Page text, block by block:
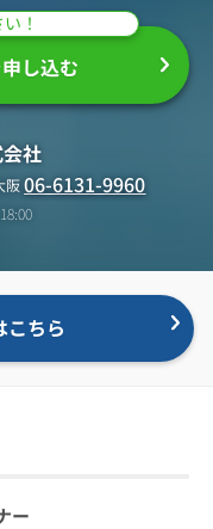
！
し込む
社
阪06-6131-9960
こちら
ー